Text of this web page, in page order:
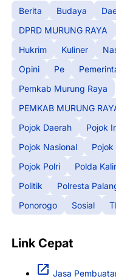
Berita Budaya
DPRD MURUNG RAYA
Hukrim
Kuliner
Opini
Pe
Pemkab Murung Raya
PEMKAB MURUNG
Pojok Daerah
Pojok
Pojok Nasional
Pojok
Pojok Polri
Polda
Politik
Polresta
Ponorogo
Sosial
Link Cepat
Jasa